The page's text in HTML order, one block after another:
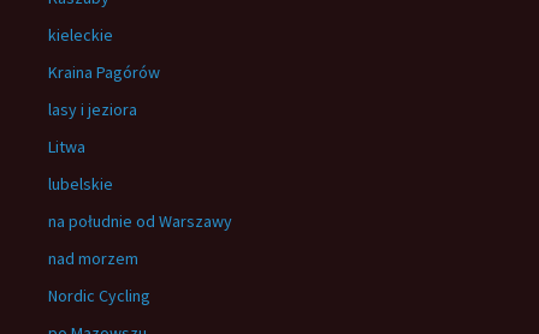
kieleckie
Kraina Pagórów
lasy i jeziora
Litwa
lubelskie
na południe od Warszawy
nad morzem
Nordic Cycling